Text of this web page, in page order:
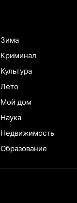
Зима
Криминал
Культура
Лето
Мой дом
Наука
Недвижимость
Образование